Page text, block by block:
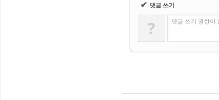
✔ 댓글 쓰기
? 댓글 쓰기 권한이